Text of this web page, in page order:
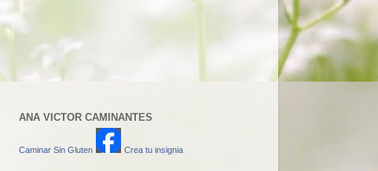
ANA VICTOR CAMINANTES
Caminar Sin Gluten Crea tu insignia